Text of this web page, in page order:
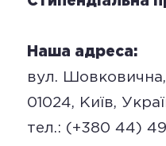
Наша адреса:
вул.
01024, Київ,
тел.: (+380 44)